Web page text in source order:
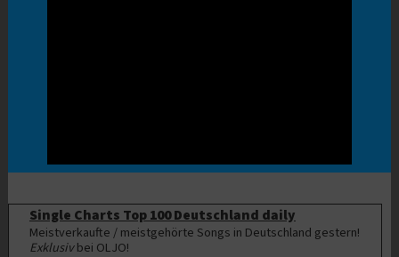
Single Charts Top 100 Deutschland daily
Meistverkaufte / meistgehörte Songs in Deutschland gestern!
Exklusivbei OLJO!